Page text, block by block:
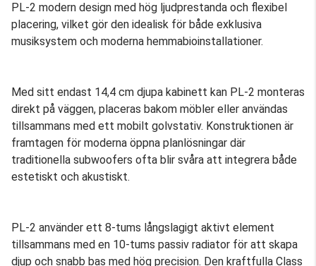
PL-2 modern design med hög ljudprestanda och flexibel
placering, vilket gör den idealisk för både exklusiva
musiksystem och moderna hemmabioinstallationer.
Med sitt endast 14,4 cm djupa kabinett kan PL-2 monteras
direkt på väggen, placeras bakom möbler eller användas
tillsammans med ett mobilt golvstativ. Konstruktionen är
framtagen för moderna öppna planlösningar där
traditionella subwoofers ofta blir svåra att integrera både
estetiskt och akustiskt.
PL-2 använder ett 8-tums långslagigt aktivt element
tillsammans med en 10-tums passiv radiator för att skapa
djup och snabb bas med hög precision. Den kraftfulla Class